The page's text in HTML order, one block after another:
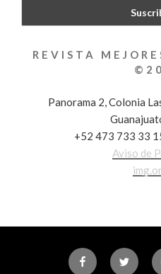
REVISTA
Panorama 2, Colonia
+52 473 733 33
Aviso de
FacebookTwitter